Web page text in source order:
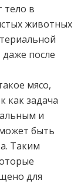
тело в
животных
даже после
мясо,
как задача
и
быть
Таким
для